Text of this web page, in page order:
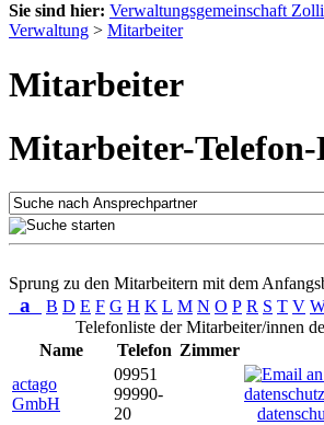
Sie sind hier: Verwaltungsgemeinschaft
Verwaltung > Mitarbeiter
Mitarbeiter
Mitarbeiter-
Sprung zu den Mitarbeitern mit dem
a B D E F G H K L M N O P R S T V
Telefonliste der Mitarbeiter/innen
Name
Telefon Zimmer
actago
GmbH
09951
99990-
20